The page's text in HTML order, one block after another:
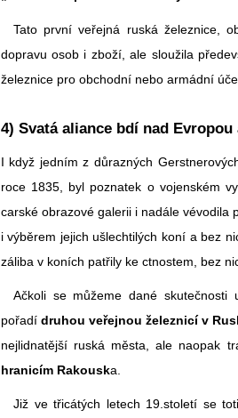
Tato první veřejná ruská železnice,
dopravu osob i zboží, ale sloužila
železnice pro obchodní nebo armádní
4) Svatá aliance bdí nad
I když jedním z důrazných
roce 1835, byl poznatek o vojenském
carské obrazové galerii i nadále vévodila
i výběrem jejich ušlechtilých koní a bez
záliba v koních patřily ke ctnostem, bez
Ačkoli se můžeme dané
pořadí druhou veřejnou železnicí v
nejlidnatější ruská města, ale naopak
hranicím Rakouska.
Již ve třicátých letech 19.století se